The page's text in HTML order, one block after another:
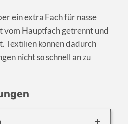
ein extra Fach für nasse
vom Hauptfach getrennt und
Textilien können dadurch
nicht so schnell an zu